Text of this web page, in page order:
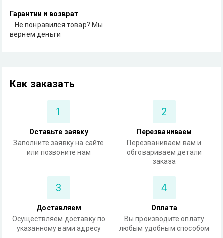
Гарантии и возврат
Не понравился товар? Мы
вернем деньги
Как заказать
1
Оставьте заявку
Заполните заявку на сайте
или позвоните нам
2
Перезваниваем
Перезваниваем вам и
обговариваем детали
заказа
3
Доставляем
Осуществляем доставку по
указанному вами адресу
4
Оплата
Вы производите оплату
любым удобным способом